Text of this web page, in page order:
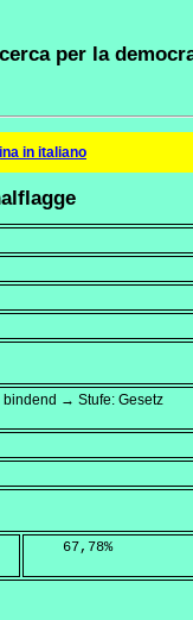
per la
in italiano
→ Stufe: Gesetz
    67,78
%